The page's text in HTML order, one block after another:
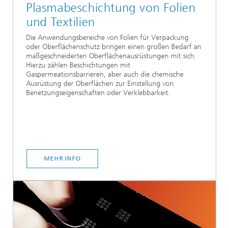
Plasmabeschichtung von Folien
und Textilien
Die Anwendungsbereiche von Folien für Verpackung
oder Oberflächenschutz bringen einen großen Bedarf an
maßgeschneiderten Oberflächenausrüstungen mit sich.
Hierzu zählen Beschichtungen mit
Gaspermeationsbarrieren, aber auch die chemische
Ausrüstung der Oberflächen zur Einstellung von
Benetzungseigenschaften oder Verklebbarkeit.
MEHR INFO